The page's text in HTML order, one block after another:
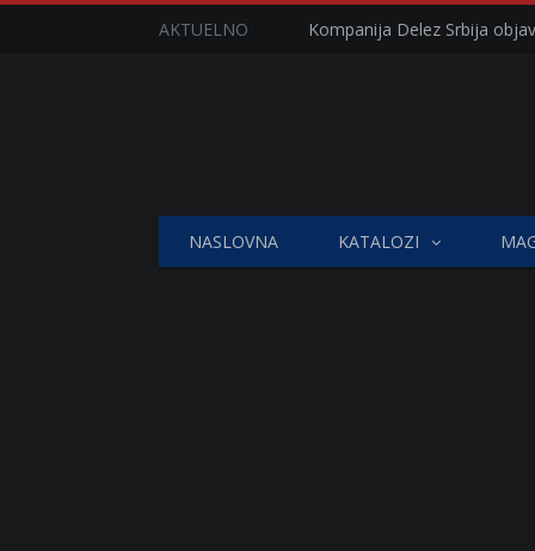
AKTUELNO
NASLOVNA KATALOZI